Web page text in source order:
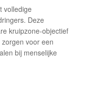
volledige
Deze
kruipzone-objectief
voor een
bij menselijke